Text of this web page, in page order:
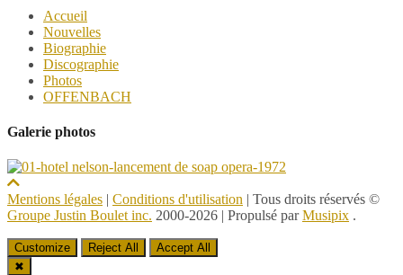
Accueil
Nouvelles
Biographie
Discographie
Photos
OFFENBACH
Galerie photos
Mentions légales | Conditions d'utilisation | Tous droits réservés ©
Groupe Justin Boulet inc. 2000-2026 | Propulsé parMusipix .
Customize Reject All
Accept All
✖